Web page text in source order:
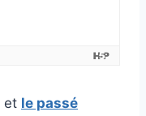
et le passé